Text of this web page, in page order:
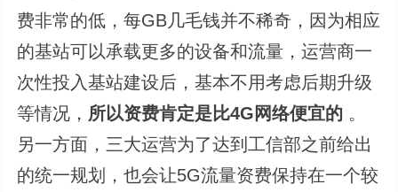
费非常的低，每GB几毛钱并不稀奇，因为相应
的基站可以承载更多的设备和流量，运营商一
次性投入基站建设后，基本不用考虑后期升级
等情况， 所以资费肯定是比4G网络便宜的 。
另一方面，三大运营为了达到工信部之前给出
的统一规划，也会让5G流量资费保持在一个较